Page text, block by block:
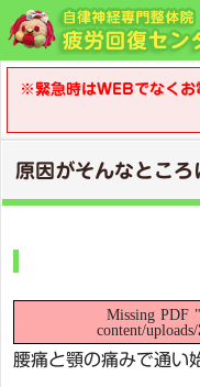
※緊急時はWEBでなくお
原因がそんなところ
Missing PDF
content/
腰痛と顎の痛みで通い